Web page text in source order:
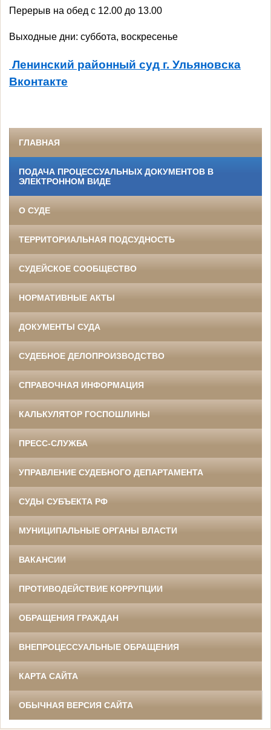
Перерыв на обед с 12.00 до 13.00
Выходные дни: суббота, воскресенье
Ленинский районный суд г. Ульяновска
Вконтакте
ГЛАВНАЯ
ПОДАЧА ПРОЦЕССУАЛЬНЫХ ДОКУМЕНТОВ В
ЭЛЕКТРОННОМ ВИДЕ
О СУДЕ
ТЕРРИТОРИАЛЬНАЯ ПОДСУДНОСТЬ
СУДЕЙСКОЕ СООБЩЕСТВО
НОРМАТИВНЫЕ АКТЫ
ДОКУМЕНТЫ СУДА
СУДЕБНОЕ ДЕЛОПРОИЗВОДСТВО
СПРАВОЧНАЯ ИНФОРМАЦИЯ
КАЛЬКУЛЯТОР ГОСПОШЛИНЫ
ПРЕСС-СЛУЖБА
УПРАВЛЕНИЕ СУДЕБНОГО ДЕПАРТАМЕНТА
СУДЫ СУБЪЕКТА РФ
МУНИЦИПАЛЬНЫЕ ОРГАНЫ ВЛАСТИ
ВАКАНСИИ
ПРОТИВОДЕЙСТВИЕ КОРРУПЦИИ
ОБРАЩЕНИЯ ГРАЖДАН
ВНЕПРОЦЕССУАЛЬНЫЕ ОБРАЩЕНИЯ
КАРТА САЙТА
ОБЫЧНАЯ ВЕРСИЯ САЙТА